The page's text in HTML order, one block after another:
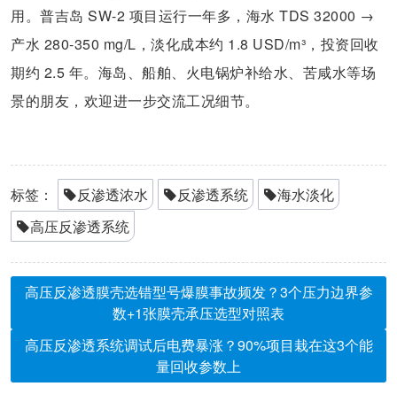
用。普吉岛 SW-2 项目运行一年多，海水 TDS 32000 →
产水 280-350 mg/L，淡化成本约 1.8 USD/m³，投资回收
期约 2.5 年。海岛、船舶、火电锅炉补给水、苦咸水等场
景的朋友，欢迎进一步交流工况细节。
标签： 反渗透浓水 反渗透系统
海水淡化
高压反渗透系统
高压反渗透膜壳选错型号爆膜事故频发？3个压力边界参
数+1张膜壳承压选型对照表
高压反渗透系统调试后电费暴涨？90%项目栽在这3个能
量回收参数上